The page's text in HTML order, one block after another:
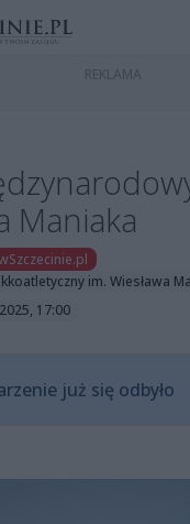
Maniaka
im. Wiesława
17:00
już się odbyło